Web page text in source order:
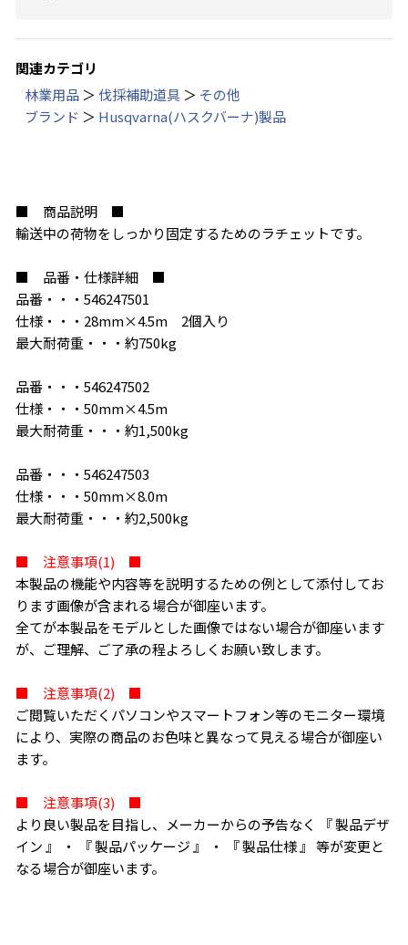
お買い物を続ける
関連カテゴリ
林業用品 ＞伐採補助道具 ＞ その他
ブランド ＞ Husqvarna(ハスクバーナ)製品
■ 商品説明 ■
輸送中の荷物をしっかり固定するためのラチェットです。
■ 品番・仕様詳細 ■
品番・・・546247501
仕様・・・28mm×4.5m 2個入り
最大耐荷重・・・約750kg
品番・・・546247502
仕様・・・50mm×4.5m
最大耐荷重・・・約1,500kg
品番・・・546247503
仕様・・・50mm×8.0m
最大耐荷重・・・約2,500kg
■ 注意事項(1) ■
本製品の機能や内容等を説明するための例として添付してお
ります画像が含まれる場合が御座います。
全てが本製品をモデルとした画像ではない場合が御座います
が、ご理解、ご了承の程よろしくお願い致します。
■ 注意事項(2) ■
ご閲覧いただくパソコンやスマートフォン等のモニター環境
により、実際の商品のお色味と異なって見える場合が御座い
ます。
■ 注意事項(3) ■
より良い製品を目指し、メーカーからの予告なく 『 製品デザ
イン 』 ・ 『 製品パッケージ 』 ・ 『 製品仕様 』 等が変更と
なる場合が御座います。